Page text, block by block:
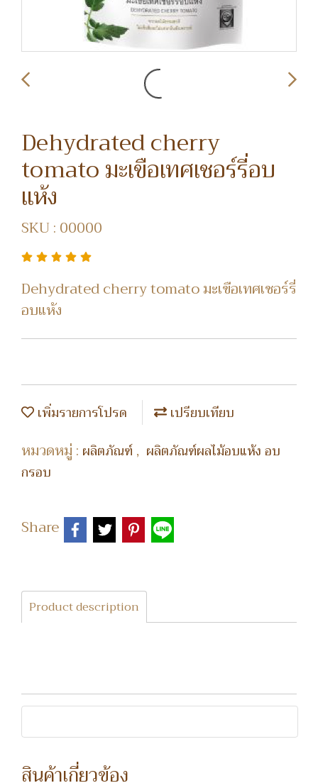
Dehydrated cherry
tomato มะเขือเทศเชอร์รี่อบ
แห้ง
SKU : 00000
Dehydrated cherry tomato มะเขือเทศเชอร์รี่
อบแห้ง
เพิ่มรายการโปรด เปรียบเทียบ
หมวดหมู่ : ผลิตภัณฑ์, ผลิตภัณฑ์ผลไม้อบแห้ง อบ
กรอบ
Share
Product description
สินค้าเกี่ยวข้อง